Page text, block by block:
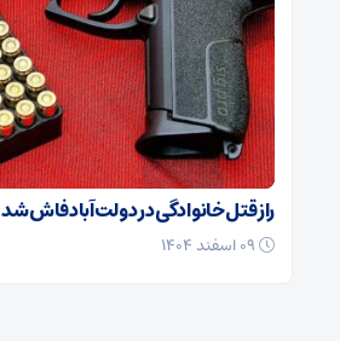
راز قتل خانوادگی در دولت‌آباد فاش شد